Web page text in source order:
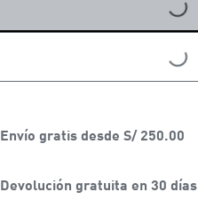
LOADING...
LOADING...
Envío gratis desde S/ 250.00
Devolución gratuita en 30 días